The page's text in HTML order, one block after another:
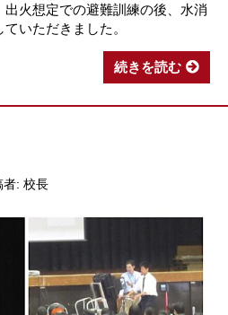
火想定での避難訓練の後、水消
いただきました。
続きを読む
者: 校長